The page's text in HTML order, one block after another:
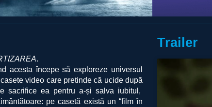
.
acesta începe să exploreze universul
video care pretinde că ucide după
sacrifice ea pentru a-și salva iubitul,
pe casetă există un “film în
Trailer